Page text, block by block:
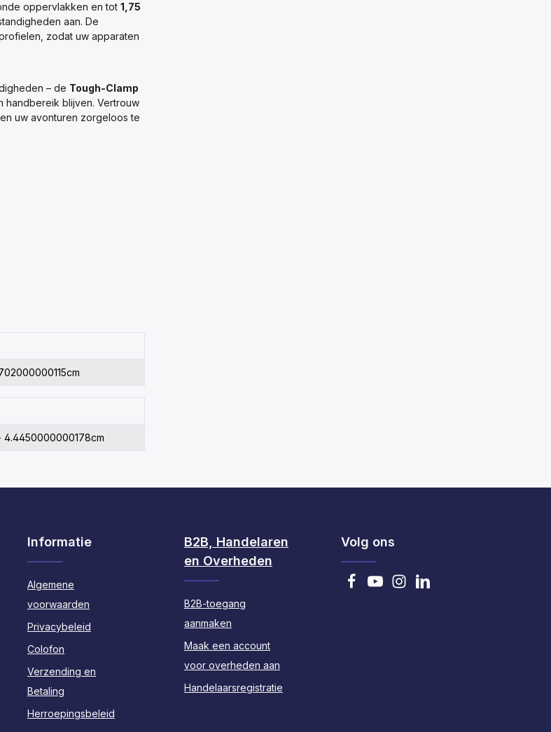
oppervlakken en tot 1,75
aan. De
zodat uw apparaten
– de Tough-Clamp
handbereik blijven. Vertrouw
uw avonturen zorgeloos te
4.4450000000178cm
Informatie
Algemene
voorwaarden
Privacybeleid
Colofon
Verzending en
Betaling
Herroepingsbeleid
B2B, Handelaren
en Overheden
B2B-toegang
aanmaken
Maak een account
voor overheden aan
Handelaarsregistratie
Volg ons